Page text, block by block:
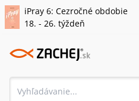
iPray 6: Cezročné obdobie
18. - 26. týždeň